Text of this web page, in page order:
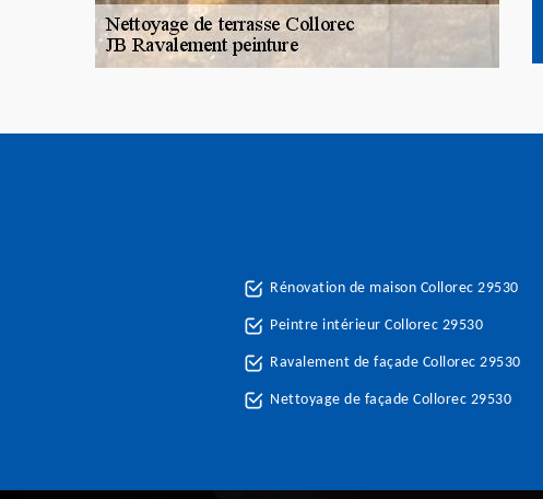
Rénovation de maison Collorec 29530
Peintre intérieur Collorec 29530
Ravalement de façade Collorec 29530
Nettoyage de façade Collorec 29530